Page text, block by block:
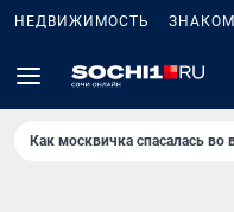
НЕДВИЖИМОСТЬ
Как москвичка спасалась